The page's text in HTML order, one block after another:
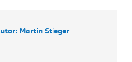
Martin Stieger